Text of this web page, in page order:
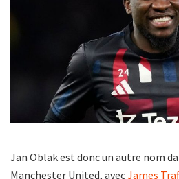
Jan Oblak est donc un autre nom
Manchester United, avecJames